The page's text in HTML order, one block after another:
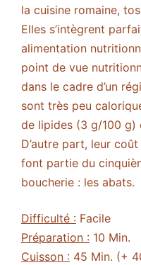
la cuisine romaine,
Elles s’intègrent
alimentation
point de vue
dans le cadre d’un
sont très peu
de lipides (3 g/100 g)
D’autre part, leur
font partie du
boucherie : les abats.
Difficulté : Facile
Préparation : 10 Min.
Cuisson : 45 Min. (+